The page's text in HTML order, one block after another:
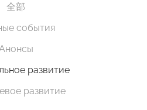
全部
события
Анонсы
развитие
развитие